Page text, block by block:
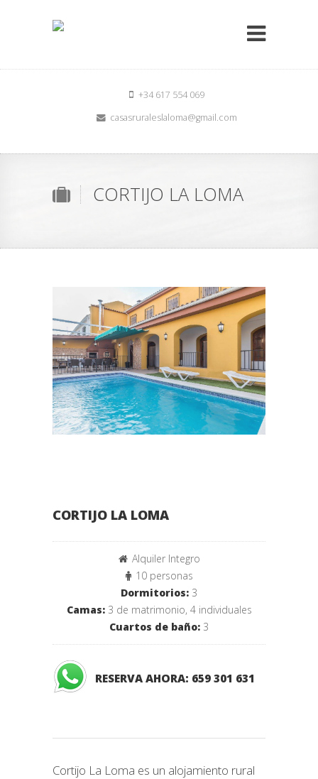
+34 617 554 069
casasruraleslaloma@gmail.com
CORTIJO LA LOMA
CORTIJO LA LOMA
Alquiler Integro
10 personas
Dormitorios: 3
Camas:3 de matrimonio, 4 individuales
Cuartos de baño: 3
RESERVA AHORA: 659 301 631
Cortijo La Loma es un alojamiento rural